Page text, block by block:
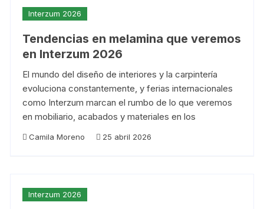
Interzum 2026
Tendencias en melamina que veremos
en Interzum 2026
El mundo del diseño de interiores y la carpintería
evoluciona constantemente, y ferias internacionales
como Interzum marcan el rumbo de lo que veremos
en mobiliario, acabados y materiales en los
Camila Moreno 25 abril 2026
Interzum 2026